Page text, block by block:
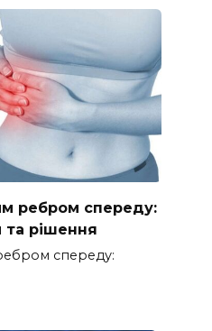
ребром спереду:
та рішення
спереду: